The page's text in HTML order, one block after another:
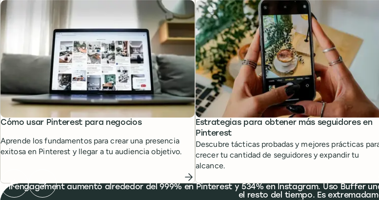
Cómo usar Pinterest para negocios
Aprende los fundamentos para crear una presencia
exitosa en Pinterest y llegar a tu audiencia objetivo.
Estrategias para obtener más seguidores en
Pinterest
Descubre tácticas probadas y mejores prácticas
crecer tu cantidad de seguidores y expandir tu
alcance.
What people are saying
Mi engagement aumentó alrededor del 999% en Pinterest y 534% en Instagram. Uso Buffer
el resto del tiempo. Es
Previous testimonial
Next testimonial